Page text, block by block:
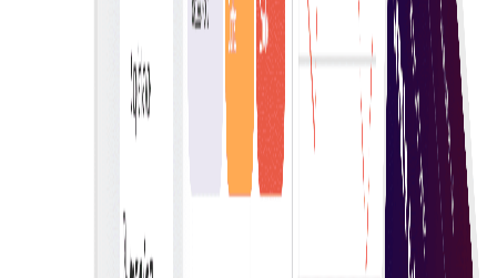
Buat keputusan pembelian yang betul dengan yakin.
Platform kami menyediakan maklumat lengkap,
kemas kini masa nyata, dan alat mesra pengguna.